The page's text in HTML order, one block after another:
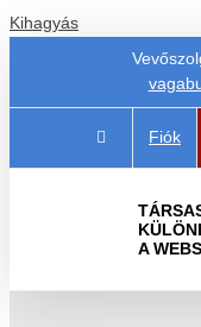
Kihagyás
Fiók
A